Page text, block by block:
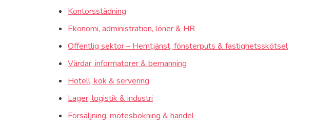
Kontorsstädning
Ekonomi, administration, löner & HR
Offentlig sektor – Hemtjänst, fönsterputs & fastighetsskötsel
Värdar, informatörer & bemanning
Hotell, kök & servering
Lager, logistik & industri
Försäljning, mötesbokning & handel